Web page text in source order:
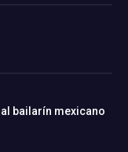
bailarín mexicano